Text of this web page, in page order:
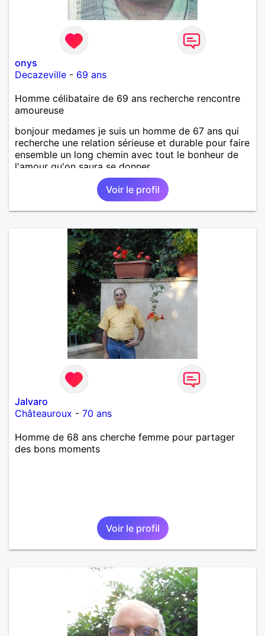
onys
Decazeville - 69 ans
Homme célibataire de 69 ans recherche rencontre
amoureuse
bonjour medames je suis un homme de 67 ans qui
recherche une relation sérieuse et durable pour faire
ensemble un long chemin avec tout le bonheur de
l'amour qu'on saura se donner.
Voir le profil
Jalvaro
Châteauroux - 70 ans
Homme de 68 ans cherche femme pour partager
des bons moments
Voir le profil